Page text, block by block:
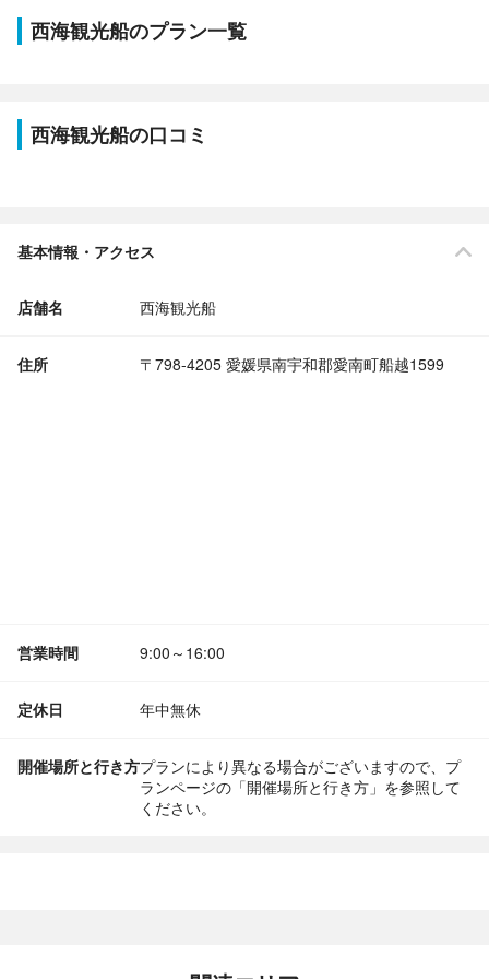
西海観光船のプラン一覧
西海観光船の口コミ
基本情報・アクセス
店舗名 西海観光船
住所 〒798-4205 愛媛県南宇和郡愛南町船越1599
営業時間 9:00～16:00
定休日 年中無休
開催場所と行き方プランにより異なる場合がございますので、プ
ランページの「開催場所と行き方」を参照して
ください。